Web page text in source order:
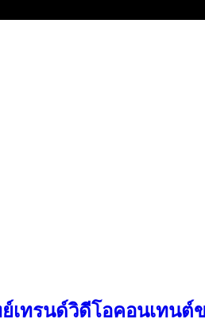
ทรนด์วิดีโอคอนเทนต์ข